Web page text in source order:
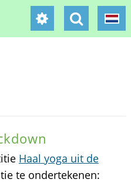
Haal yoga uit de
te ondertekenen: